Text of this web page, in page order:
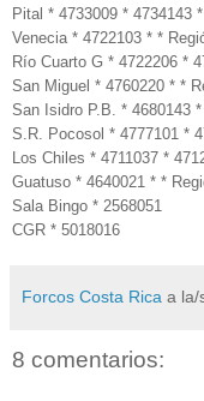
Pital * 4733009 * 4734143
Venecia * 4722103 * *
Río Cuarto G * 4722206 *
San Miguel * 4760220 * *
San Isidro P.B. * 4680143
S.R. Pocosol * 4777101 *
Los Chiles * 4711037 *
Guatuso * 4640021 * *
Sala Bingo * 2568051
CGR * 5018016
Forcos Costa Rica a la/
8 comentarios: